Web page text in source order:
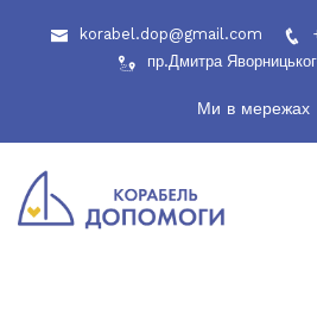
korabel.dop@gmail.com
пр.Дмитра
Ми в мережах